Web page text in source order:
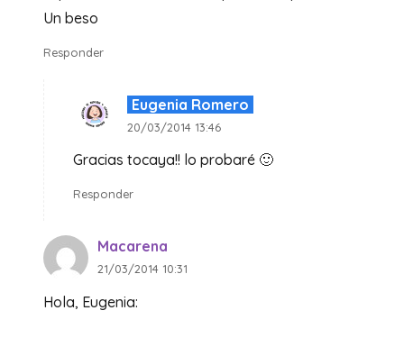
Un beso
Responder
Eugenia Romero
20/03/2014 13:46
Gracias tocaya!! lo probaré 🙂
Responder
Macarena
21/03/2014 10:31
Hola, Eugenia: